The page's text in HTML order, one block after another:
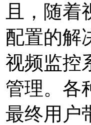
且，随
配置的
视频监控
管理。各
最终用户